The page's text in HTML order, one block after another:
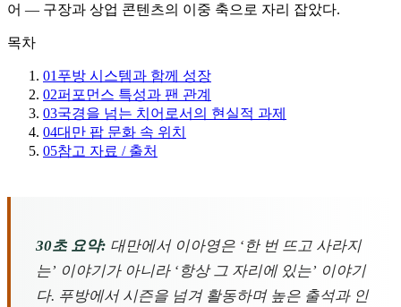
어 — 구장과 상업 콘텐츠의 이중 축으로 자리 잡았다.
목차
01 푸방 시스템과 함께 성장
02퍼포먼스 특성과 팬 관계
03국경을 넘는 치어로서의 현실적 과제
04대만 팝 문화 속 위치
05참고 자료 / 출처
30초 요약: 대만에서 이아영은 ‘한 번 뜨고 사라지
는’ 이야기가 아니라 ‘항상 그 자리에 있는’ 이야기
다. 푸방에서 시즌을 넘겨 활동하며 높은 출석과 인